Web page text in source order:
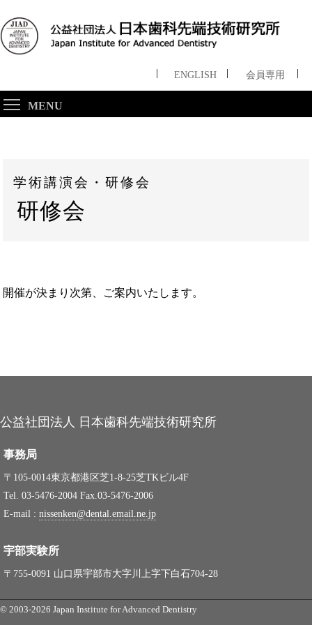
ENGLISH 会員専用
MENU
学術講演会・研修会
研修会
開催が決まり次第、ご案内いたします。
公益社団法人 日本歯科先端技術研究所
事務局
〒105-0014東京都港区芝1-8-25芝TKビル4F
Tel. 03-5476-2004 Fax.03-5476-2006
E-mail : nissenken@dental.email.ne.jp
宇部実験所
〒755-0091 山口県宇部市大字川上字下白石704-28
© 2003-2026 Japan Institute for Advanced Dentistry